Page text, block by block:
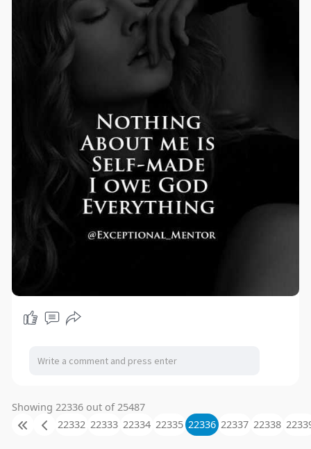
Showing 22336 out of 25487
22332 22333 22334 22335 22336 22337 22338